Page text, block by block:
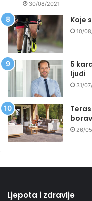
30/08/2021
Koje
10/
5
ljudi
31/
26/
Ljepota i zdravlje